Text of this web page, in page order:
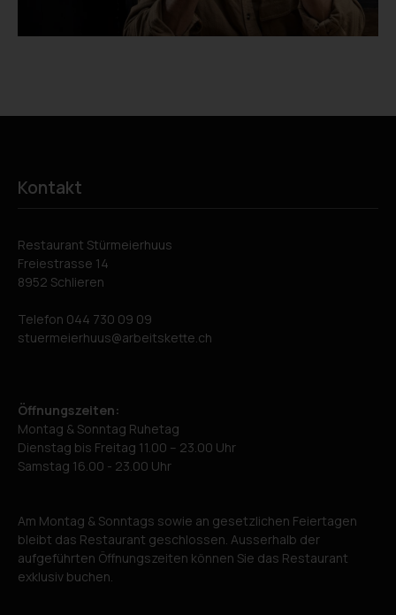
Kontakt
Restaurant Stürmeierhuus
Freiestrasse 14
8952 Schlieren
Telefon 044 730 09 09
stuermeierhuus
arbeitskette.ch
Öffnungszeiten:
Montag & Sonntag Ruhetag
Dienstag bis Freitag 11.00 – 23.00 Uhr
Samstag 16.00 - 23.00 Uhr
Am Montag & Sonntags sowie an gesetzlichen Feiertagen
bleibt das Restaurant geschlossen. Ausserhalb der
aufgeführten Öffnungszeiten können Sie das Restaurant
exklusiv buchen.